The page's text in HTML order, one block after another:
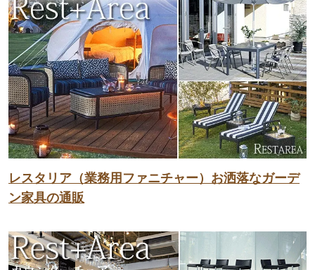
レスタリア（業務用ファニチャー）お洒落なガーデ
ン家具の通販